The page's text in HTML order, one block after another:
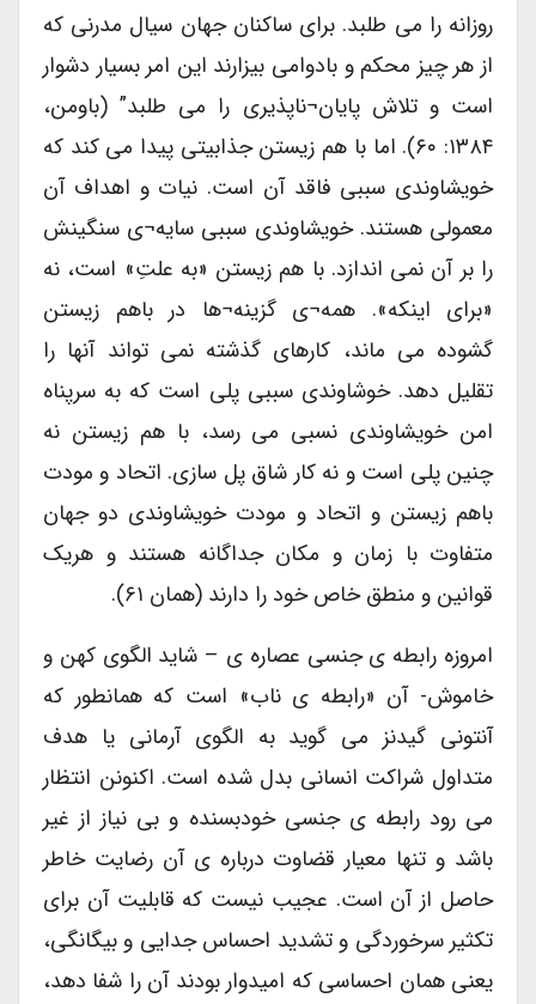
روزانه را می طلبد. برای ساکنان جهان سیال مدرنی که
از هر چیز محکم و بادوامی بیزارند این امر بسیار دشوار
است و تلاش پایان¬ناپذیری را می طلبد” (باومن،
۱۳۸۴: ۶۰). اما با هم زیستن جذابیتی پیدا می کند که
خویشاوندی سببی فاقد آن است. نیات و اهداف آن
معمولی هستند. خویشاوندی سببی سایه¬ی سنگینش
را بر آن نمی اندازد. با هم زیستن «به علتِ» است، نه
«برای اینکه». همه¬ی گزینه¬ها در باهم زیستن
گشوده می ماند، کارهای گذشته نمی تواند آنها را
تقلیل دهد. خوشاوندی سببی پلی است که به سرپناه
امن خویشاوندی نسبی می رسد، با هم زیستن نه
چنین پلی است و نه کار شاق پل سازی. اتحاد و مودت
باهم زیستن و اتحاد و مودت خویشاوندی دو جهان
متفاوت با زمان و مکان جداگانه هستند و هریک
قوانین و منطق خاص خود را دارند (همان ۶۱).
امروزه رابطه ی جنسی عصاره ی – شاید الگوی کهن و
خاموش- آن «رابطه ی ناب» است که همانطور که
آنتونی گیدنز می گوید به الگوی آرمانی یا هدف
متداول شراکت انسانی بدل شده است. اکنونن انتظار
می رود رابطه ی جنسی خودبسنده و بی نیاز از غیر
باشد و تنها معیار قضاوت درباره ی آن رضایت خاطر
حاصل از آن است. عجیب نیست که قابلیت آن برای
تکثیر سرخوردگی و تشدید احساس جدایی و بیگانگی،
یعنی همان احساسی که امیدوار بودند آن را شفا دهد،